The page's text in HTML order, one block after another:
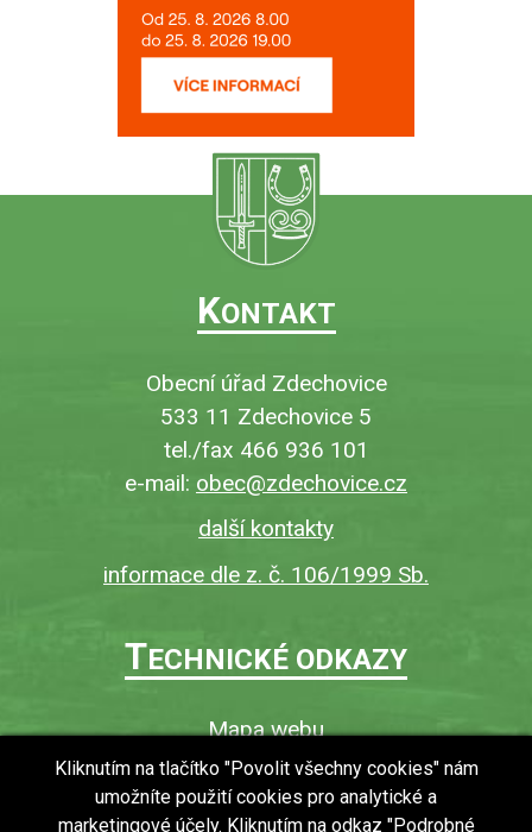
KONTAKT
Obecní úřad Zdechovice
533 11 Zdechovice 5
tel./fax 466 936 101
e-mail: obec@zdechovice.cz
další kontakty
informace dle z. č. 106/1999 Sb.
TECHNICKÉ ODKAZY
Mapa webu
O webu
Povinně zveřejňované informace
Kliknutím na tlačítko "Povolit všechny cookies" nám
umožníte použití cookies pro analytické a
marketingové účely. Kliknutím na odkaz "Podrobné